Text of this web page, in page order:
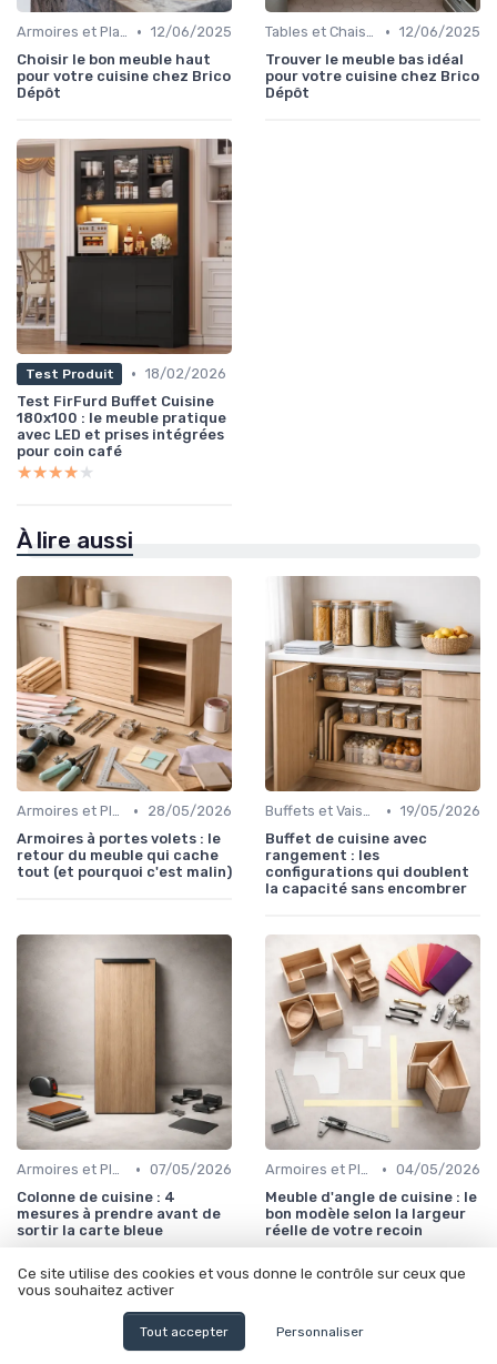
Armoires et Placards • 12/06/2025
Choisir le bon meuble haut
pour votre cuisine chez Brico
Dépôt
Tables et Chaises • 12/06/2025
Trouver le meuble bas idéal
pour votre cuisine chez Brico
Dépôt
Test Produit • 18/02/2026
Test FirFurd Buffet Cuisine
180x100 : le meuble pratique
avec LED et prises intégrées
pour coin café
★★★★★
★★★★★
À lire aussi
Armoires et Placards •
28/05/2026
Armoires à portes volets : le
retour du meuble qui cache
tout (et pourquoi c'est malin)
Buffets et Vaisseliers • 19/05/2026
Buffet de cuisine avec
rangement : les
configurations qui doublent
la capacité sans encombrer
Armoires et Placards • 07/05/2026
Colonne de cuisine : 4
mesures à prendre avant de
sortir la carte bleue
Armoires et Placards • 04/05/2026
Meuble d'angle de cuisine : le
bon modèle selon la largeur
réelle de votre recoin
Ce site utilise des cookies et vous donne le contrôle sur ceux que
vous souhaitez activer
Tout accepter Personnaliser